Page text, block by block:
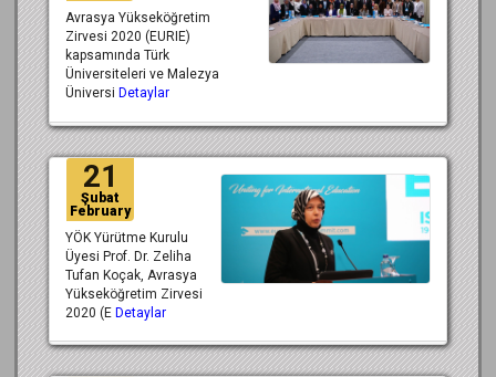
Avrasya Yükseköğretim
Zirvesi 2020 (EURIE)
kapsamında Türk
Üniversiteleri ve Malezya
Üniversi Detaylar
21
Şubat
February
YÖK Yürütme Kurulu
Üyesi Prof. Dr. Zeliha
Tufan Koçak, Avrasya
Yükseköğretim Zirvesi
2020 (E Detaylar